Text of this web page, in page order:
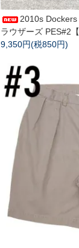
2010s
ラウザーズ PES#2
9,350円(税850円)